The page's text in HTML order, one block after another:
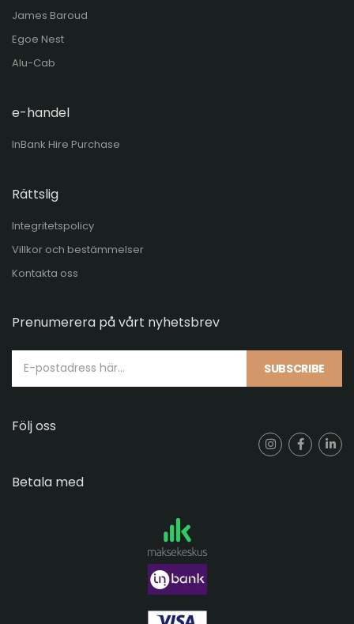
James Baroud
Egoe Nest
Alu-Cab
e-handel
InBank Hire Purchase
Rättslig
Integritetspolicy
Villkor och bestämmelser
Kontakta oss
Prenumerera på vårt nyhetsbrev
SUBSCRIBE
Följ oss
Betala med